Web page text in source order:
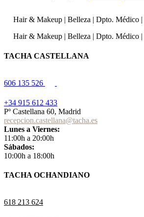
Hair & Makeup | Belleza | Dpto. Médico |
Hair & Makeup | Belleza | Dpto. Médico |
TACHA CASTELLANA
606 135 526
+34 915 612 433
Pº Castellana 60, Madrid
recepcion.castellana@tacha.es
Lunes a Viernes:
11:00h a 20:00h
Sábados:
10:00h a 18:00h
TACHA OCHANDIANO
618 213 624